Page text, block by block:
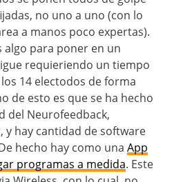
no uno a uno (con lo
a manos poco expertas).
algo para poner en un
requieriendo un tiempo
14 electodos de forma
de esto es que se ha hecho
del Neurofeedback,
hay cantidad de software
hecho hay como una App
programas a medida. Este